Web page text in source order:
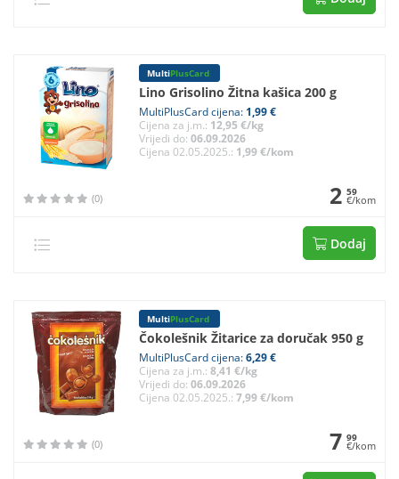
MultiPlusCard
Lino Grisolino Žitna kašica 200 g
MultiPlusCard cijena: 1,99 €
Cijena za j.m.: 12,95 €/kg
Vrijedi do: 06.09.2026
Cijena 02.05.2025.: 1,99 €/kom
(0) 2 59
€/kom
Dodaj
MultiPlusCard
Čokolešnik Žitarice za doručak 950 g
MultiPlusCard cijena:6,29 €
Cijena za j.m.: 8,41 €/kg
Vrijedi do: 06.09.2026
Cijena 02.05.2025.: 7,99 €/kom
(0) 7 99
€/kom